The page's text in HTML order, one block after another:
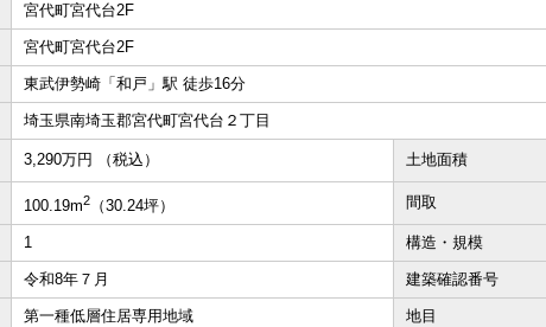
宮代町宮代台2F
宮代町宮代台2F
東武伊勢崎「和戸」駅 徒歩16分
埼玉県南埼玉郡宮代町宮代台２丁目
3,290万円 （税込） 土地面積
100.19m2 （30.24坪） 間取
1 構造・規模
令和8年７月 建築確認番号
第一種低層住居専用地域 地目